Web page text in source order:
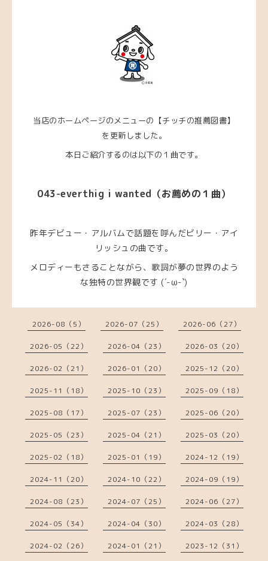
当店のホームページのメニューの【チッチの推薦図書】
を更新しました。
本日ご紹介するのは以下の１曲です。
043-everthig i wanted （お薦めの１曲）
昨年デビュー・アルバムで話題を呼んだビリー・アイ
リッシュの曲です。
メロディーもさることながら、歌詞が夢の世界のよう
な独特の世界観です (´-ω-`)
2026-08（5） 2026-07（25） 2026-06（27）
2026-05（22） 2026-04（23） 2026-03（20）
2026-02（21） 2026-01（20） 2025-12（20）
2025-11（18） 2025-10（23） 2025-09（18）
2025-08（17） 2025-07（23） 2025-06（20）
2025-05（23） 2025-04（21） 2025-03（20）
2025-02（18） 2025-01（19） 2024-12（19）
2024-11（20） 2024-10（22） 2024-09（19）
2024-08（23） 2024-07（25） 2024-06（27）
2024-05（34） 2024-04（30） 2024-03（28）
2024-02（26） 2024-01（21） 2023-12（31）